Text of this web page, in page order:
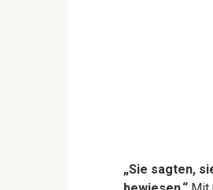
„Sie sagten,